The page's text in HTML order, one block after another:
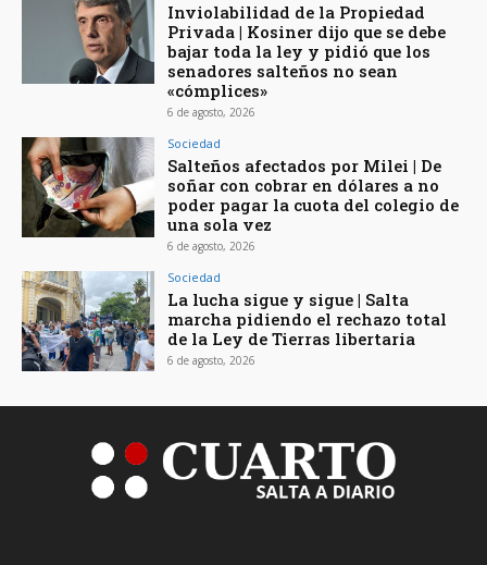
Inviolabilidad de la Propiedad
Privada | Kosiner dijo que se debe
bajar toda la ley y pidió que los
senadores salteños no sean
«cómplices»
6 de agosto, 2026
Sociedad
Salteños afectados por Milei | De
soñar con cobrar en dólares a no
poder pagar la cuota del colegio de
una sola vez
6 de agosto, 2026
Sociedad
La lucha sigue y sigue | Salta
marcha pidiendo el rechazo total
de la Ley de Tierras libertaria
6 de agosto, 2026